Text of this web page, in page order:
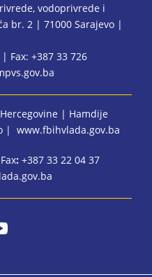
vodoprivrede i
br. 2 | 71000 Sarajevo |
Fax: +387 33 726
| Hamdije
| www.fbihvlada.gov.ba
: +387 33 22 04 37